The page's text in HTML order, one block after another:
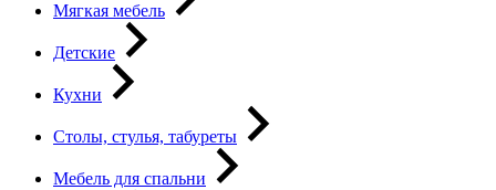
Мягкая мебель
Детские
Кухни
Столы, стулья, табуреты
Мебель для спальни